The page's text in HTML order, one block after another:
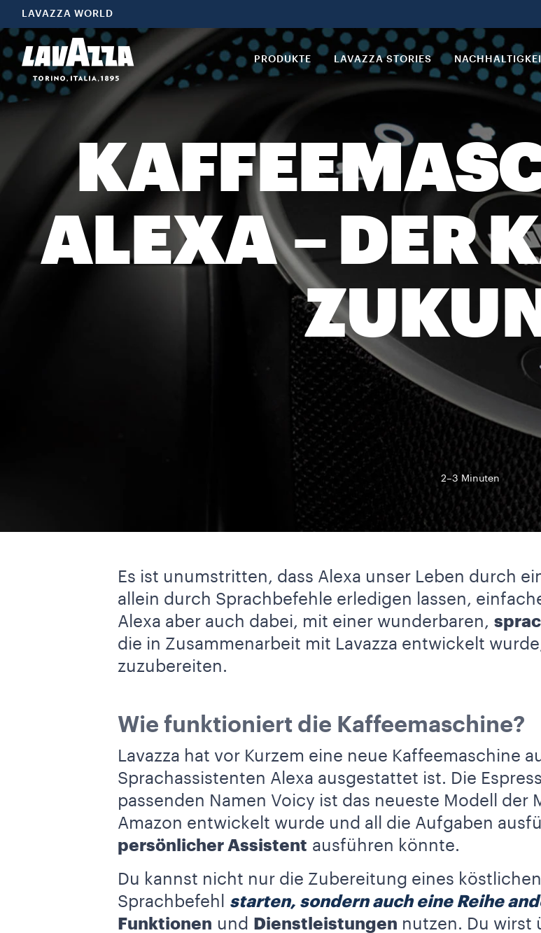
LAVAZZA WORLD
PRODUKTE LAVAZZA STORIES
ALEXA – DER
2–3 Minuten
Es ist unumstritten, dass Alexa unser Leben durch
allein durch Sprachbefehle erledigen lassen,
Alexa aber auch dabei, mit einer wunderbaren,
die in Zusammenarbeit mit Lavazza entwickelt
zuzubereiten.
Wie funktioniert die Kaffeemaschine?
Lavazza hat vor Kurzem eine neue Kaffeemaschine
Sprachassistenten Alexa ausgestattet ist. Die
passenden Namen Voicy ist das neueste Modell der
Amazon entwickelt wurde und all die Aufgaben
persönlicher Assistent ausführen könnte.
Du kannst nicht nur die Zubereitung eines
Sprachbefehl
starten, sondern auch eine Reihe
Funktionen und Dienstleistungen nutzen. Du wirst